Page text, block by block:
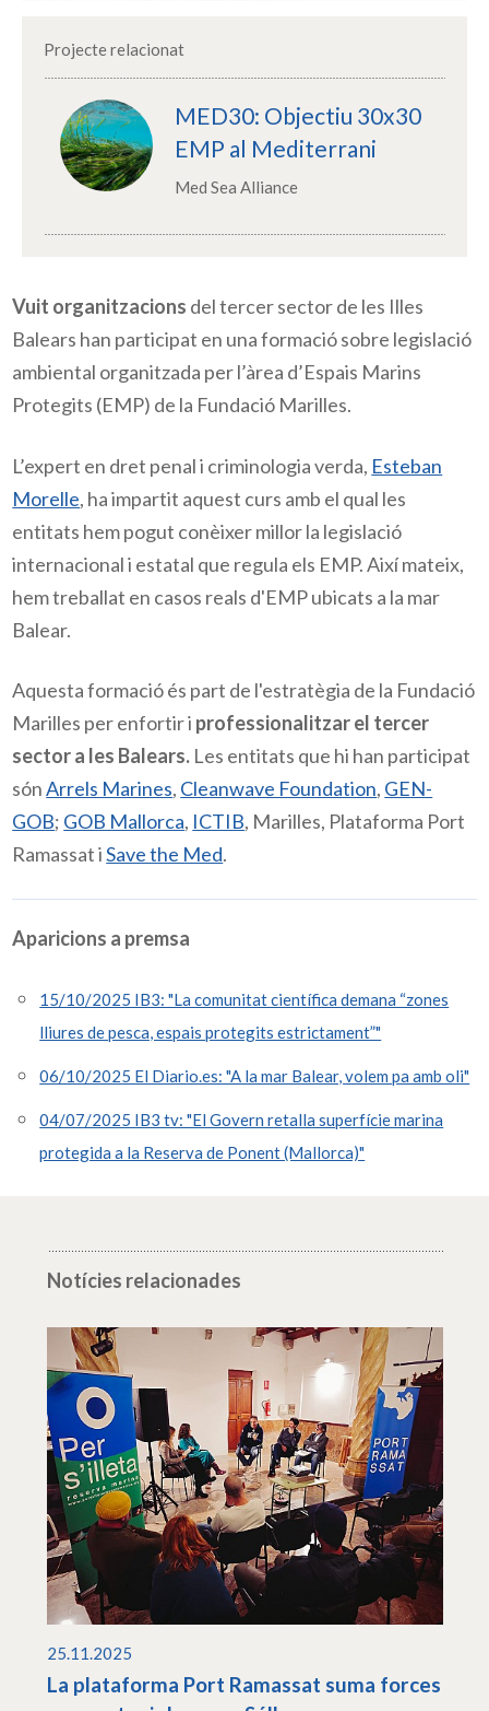
Projecte relacionat
MED30: Objectiu 30x30
EMP al Mediterrani
Med Sea Alliance
Vuit organitzacions del tercer sector de les Illes
Balears han participat en una formació sobre legislació
ambiental organitzada per l’àrea d’Espais Marins
Protegits (EMP) de la Fundació Marilles.
L’expert en dret penal i criminologia verda, Esteban
Morelle, ha impartit aquest curs amb el qual les
entitats hem pogut conèixer millor la legislació
internacional i estatal que regula els EMP. Així mateix,
hem treballat en casos reals d'EMP ubicats a la mar
Balear.
Aquesta formació és part de l'estratègia de la Fundació
Marilles per enfortir i professionalitzar el tercer
sector a les Balears. Les entitats que hi han participat
sónArrels Marines, Cleanwave Foundation, GEN-
GOB; GOB Mallorca, ICTIB, Marilles, Plataforma Port
Ramassat iSave the Med.
Aparicions a premsa
15/10/2025 IB3: "La comunitat científica demana “zones
lliures de pesca, espais protegits estrictament”"
06/10/2025 El Diario.es: "A la mar Balear, volem pa amb oli"
04/07/2025 IB3 tv: "El Govern retalla superfície marina
protegida a la Reserva de Ponent (Mallorca)"
Notícies relacionades
25.11.2025
La plataforma Port Ramassat suma forces